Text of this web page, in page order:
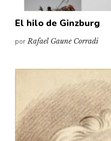
El hilo de Ginzburg
porRafael Gaune Corradi